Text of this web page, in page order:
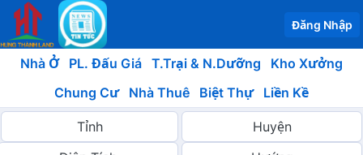
Đăng Nhập
Nhà Ở PL. Đấu Giá T.Trại & N.Dưỡng
Kho Xưởng
Chung Cư
Nhà Thuê Biệt Thự Liền Kề